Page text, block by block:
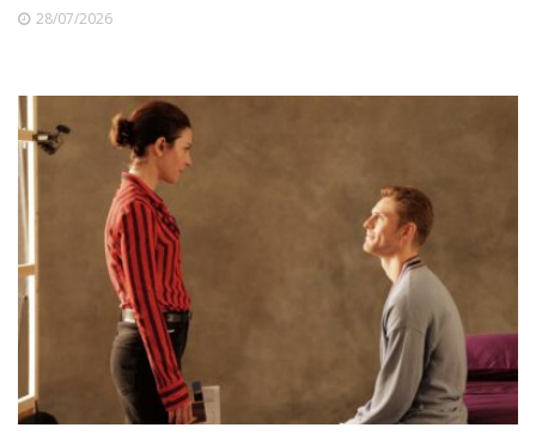
28/07/2026